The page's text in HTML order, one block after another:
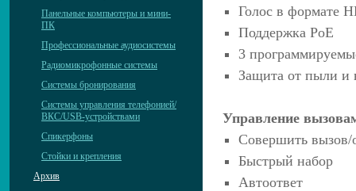
Панельные компьютеры и мини-
ПК
Профессиональные аудиосистемы
Радиомикрофонные системы
Системы бронирования
Системы управления телефонией/
ВКС/USB-устройствами
Спикерфоны
Стойки и крепления
Архив
Голос в формате
Поддержка PoE
3
Защита от пыли и
Управление
Совершить вызов/
Быстрый набор
Автоответ